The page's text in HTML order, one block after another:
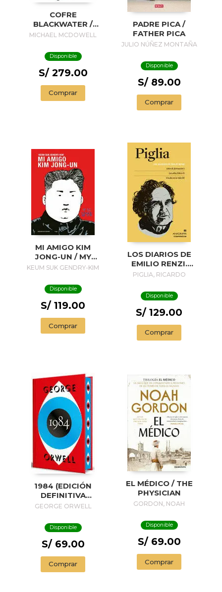
COFRE
BLACKWATER /
BLACKWATER
MICHAEL MCDOWELL
Disponible
S/ 279.00
Comprar
PADRE PICA /
FATHER PICA
JULIO NÚÑEZ MONTAÑA
Disponible
S/ 89.00
Comprar
MI AMIGO KIM
JONG-UN / MY
FRIEND KIM JONG-
KEUM SUK GENDRY-KIM
Disponible
S/ 119.00
Comprar
LOS DIARIOS DE
EMILIO RENZI.
AÑOS DE
AÑOS FELICES II;
UN DIA EN LA VIDA
III
PIGLIA, RICARDO
Disponible
S/ 129.00
Comprar
1984 (EDICIÓN
DEFINITIVA
AVALADA POR THE
(EDICIÓN ESPECIAL
LIMITADA CON
CANTOS
PINTADOS) / 1984
(EDITION
ENDORSED BY THE
GEORGE ORWELL
Disponible
S/ 69.00
Comprar
EL MÉDICO / THE
PHYSICIAN
GORDON, NOAH
Disponible
S/ 69.00
Comprar